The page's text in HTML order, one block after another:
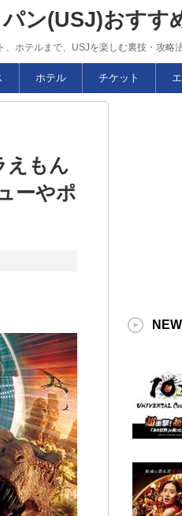
ン(USJ)おすす
ホテルまで、USJを楽しむ裏技・攻略
ホテル チケット
えもん
ーやポ